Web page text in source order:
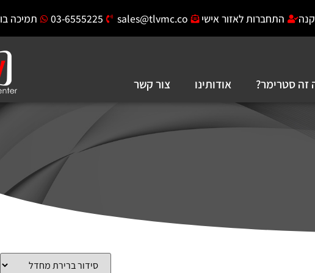
לאזור אישי sales@tlvmc.co
03-6555225 תמיכה בוואצאפ
אודותינו צור קשר